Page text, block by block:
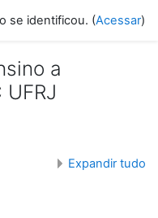
se identificou. (Acessar)
a
Expandir tudo